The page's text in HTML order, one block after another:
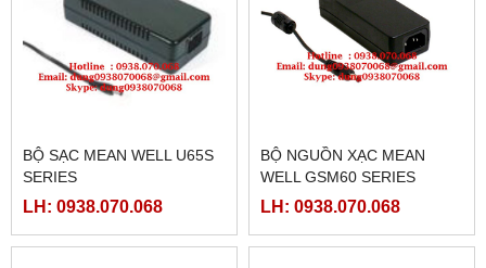
BỘ SẠC MEAN WELL U65S
SERIES
LH: 0938.070.068
BỘ NGUỒN XẠC MEAN
WELL GSM60 SERIES
LH: 0938.070.068